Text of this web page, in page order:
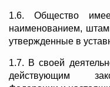
1.6. Общество
наименованием,
утвержденные в
1.7. В своей
действующим